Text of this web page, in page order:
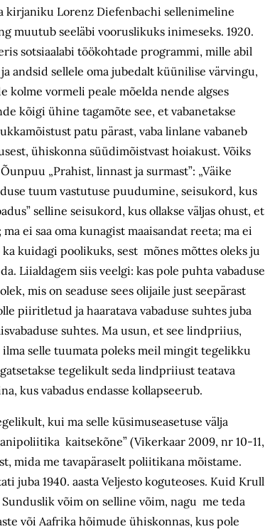
kirjaniku Lorenz Diefenbachi sellenimeline
muutub seeläbi vooruslikuks inimeseks. 1920.
sotsiaalabi töökohtade programmi, mille abil
andsid sellele oma jubedalt küünilise värvingu,
kolme vormeli peale mõelda nende algses
kõigi ühine tagamõte see, et vabanetakse
patu pärast, vaba linlane vabaneb
ühiskonna süüdimõistvast hoiakust. Võiks
„Prahist, linnast ja surmast”: „Väike
tuum vastutuse puudumine, seisukord, kus
selline seisukord, kus ollakse väljas ohust, et
ei saa oma kunagist maaisandat reeta; ma ei
kuidagi poolikuks, sest mõnes mõttes oleks ju
Liialdagem siis veelgi: kas pole puhta vabaduse
mis on seaduse sees olijaile just seepärast
piiritletud ja haaratava vabaduse suhtes juba
suhtes. Ma usun, et see lindpriius,
selle tuumata poleks meil mingit tegelikku
tegelikult seda lindpriiust teatava
kus vabadus endasse kollapseerub.
kui ma selle küsimuseasetuse välja
kaitsekõne” (Vikerkaar 2009, nr 10-11,
mida me tavapäraselt poliitikana mõistame.
juba 1940. aasta Veljesto koguteoses. Kuid Krull
võim on selline võim, nagu me teda
või Aafrika hõimude ühiskonnas, kus pole